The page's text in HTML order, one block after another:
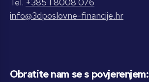
Tel. +385 1 8008 076
info@3dposlovne-financije.hr
Obratite nam se s povjerenjem: